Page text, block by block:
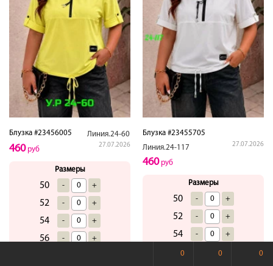
Блузка #23456005 Линия.24-60
27.07.2026
460руб
Размеры
50 - +
52 - +
54 - +
56 - +
Блузка #23455705
Линия.24-117
27.07.2026
460руб
Размеры
50 - +
52 - +
54 - +
560 0 0